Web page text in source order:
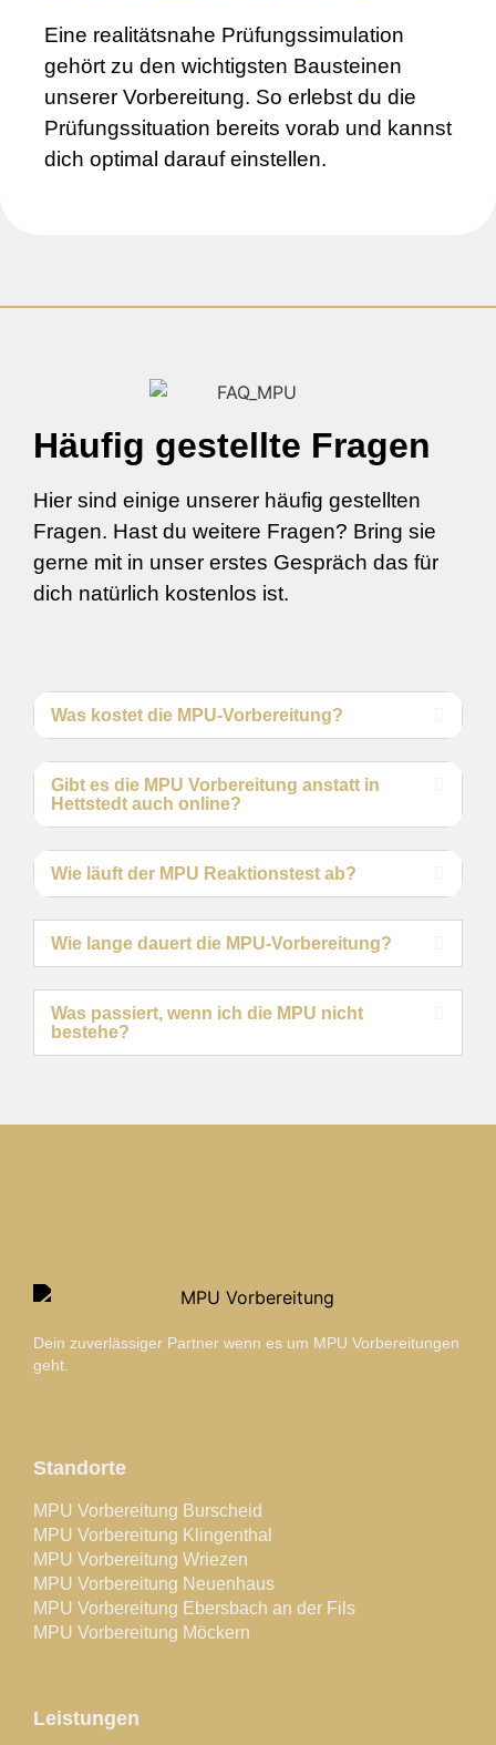
Eine realitätsnahe Prüfungssimulation
gehört zu den wichtigsten Bausteinen
unserer Vorbereitung. So erlebst du die
Prüfungssituation bereits vorab und kannst
dich optimal darauf einstellen.
Häufig gestellte Fragen
Hier sind einige unserer häufig gestellten
Fragen. Hast du weitere Fragen? Bring sie
gerne mit in unser erstes Gespräch das für
dich natürlich kostenlos ist.
Was kostet die MPU-Vorbereitung?
Gibt es die MPU Vorbereitung anstatt in
Hettstedt auch online?
Wie läuft der MPU Reaktionstest ab?
Wie lange dauert die MPU-Vorbereitung?
Was passiert, wenn ich die MPU nicht
bestehe?
Dein zuverlässiger Partner wenn es um MPU Vorbereitungen
geht.
Standorte
MPU Vorbereitung Burscheid
MPU Vorbereitung Klingenthal
MPU Vorbereitung Wriezen
MPU Vorbereitung Neuenhaus
MPU Vorbereitung Ebersbach an der Fils
MPU Vorbereitung Möckern
Leistungen